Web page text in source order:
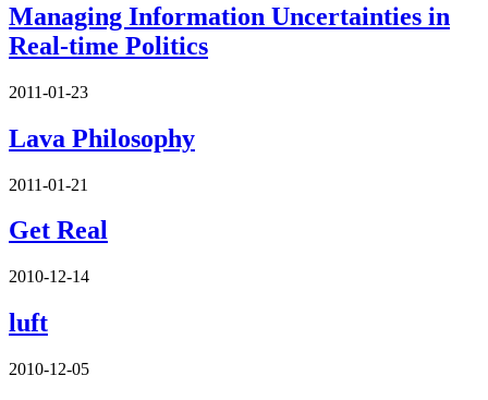
Managing Information Uncertainties in
Real-time Politics
2011-01-23
Lava Philosophy
2011-01-21
Get Real
2010-12-14
luft
2010-12-05